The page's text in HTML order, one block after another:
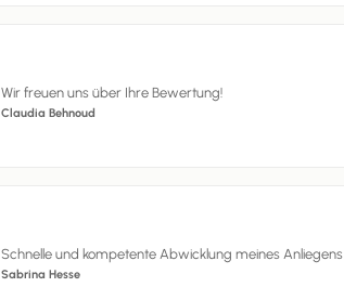
Wir freuen uns über Ihre Bewertung!
Claudia Behnoud
Schnelle und kompetente Abwicklung meines Anliegens
Sabrina Hesse